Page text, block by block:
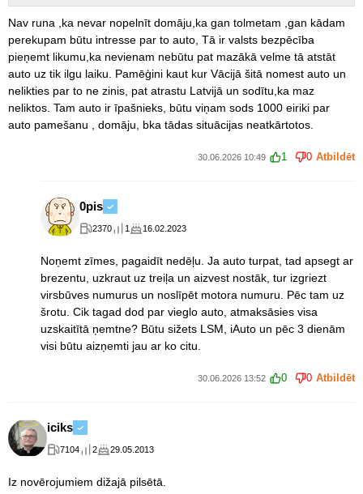
Nav runa ,ka nevar nopelnīt domāju,ka gan tolmetam ,gan kādam
perekupam būtu intresse par to auto, Tā ir valsts bezpēcība
pieņemt likumu,ka nevienam nebūtu pat mazākā velme tā atstāt
auto uz tik ilgu laiku. Pamēģini kaut kur Vācijā šitā nomest auto un
nelikties par to ne zinis, pat atrastu Latvijā un sodītu,ka maz
neliktos. Tam auto ir īpašnieks, būtu viņam sods 1000 eiriki par
auto pamešanu , domāju, bka tādas situācijas neatkārtotos.
30.06.2026 10:49 1 0 Atbildēt
0pis
2370 1 16.02.2023
Noņemt zīmes, pagaidīt nedēļu. Ja auto turpat, tad apsegt ar
brezentu, uzkraut uz treiļa un aizvest nostāk, tur izgriezt
virsbūves numurus un noslīpēt motora numuru. Pēc tam uz
šrotu. Cik tagad dod par vieglo auto, atmaksāsies visa
uzskaitītā ņemtne? Būtu sižets LSM, iAuto un pēc 3 dienām
visi būtu aizņemti jau ar ko citu.
30.06.2026 13:52 0 0 Atbildēt
iciks
7104 2 29.05.2013
Iz novērojumiem dižajā pilsētā.